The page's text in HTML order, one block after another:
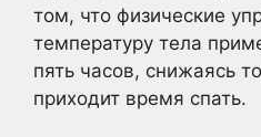
том, что физические
температуру тела
пять часов, снижаясь
приходит время спать.